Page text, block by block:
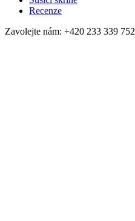
Recenze
Zavolejte nám: +420 233 339 752